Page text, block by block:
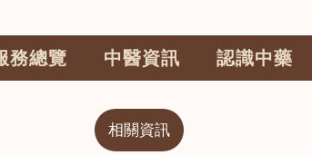
務總覽 中醫資訊 認識中藥
相關資訊